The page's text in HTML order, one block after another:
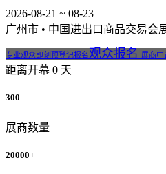
2026-08-21 ~ 08-23
广州市 • 中国进出口商品交易会
专业观众即刻预登记报名观众报名 展商申
距离开幕 0 天
300
展商数量
20000+